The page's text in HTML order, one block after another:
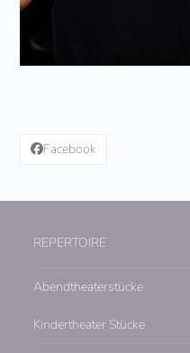
Facebook
REPERTOIRE
Abendtheaterstücke
Kindertheater Stücke